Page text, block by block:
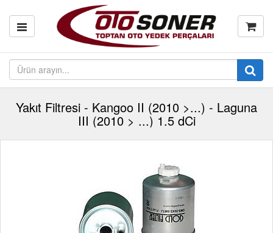
Yakıt Filtresi - Kangoo II (2010 >...) - Laguna
III (2010 > ...) 1.5 dCi